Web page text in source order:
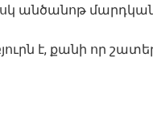
անծանոթ
է, քանի որ